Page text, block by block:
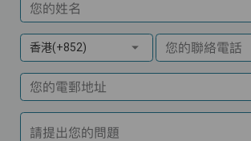
您的姓名
香港(+852) 您的聯絡電話
您的電郵地址
請提出您的問題